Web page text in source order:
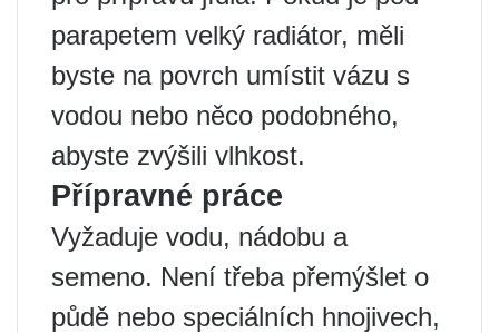
parapetem velký radiátor, měli
byste na povrch umístit vázu s
vodou nebo něco podobného, ​​
abyste zvýšili vlhkost.
Přípravné práce
Vyžaduje vodu, nádobu a
semeno. Není třeba přemýšlet o
půdě nebo speciálních hnojivech,